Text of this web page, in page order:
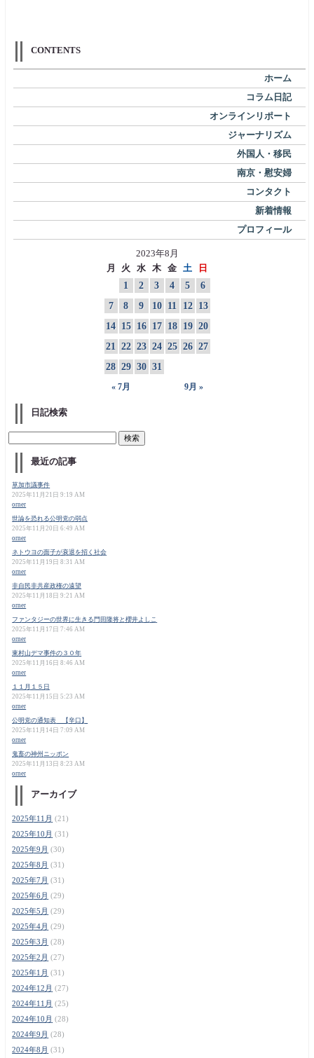
CONTENTS
ホーム
コラム日記
オンラインリポート
ジャーナリズム
外国人・移民
南京・慰安婦
コンタクト
新着情報
プロフィール
2023年8月
月
火 水 木 金 土 日
« 7月 9月 »
1 2 3 4 5
6
7
8 9 10 11 12
13
14 15 16 17 18 19 20
21
22 23 24 25 26 27
28 29 30 31
日記検索
最近の記事
草加市議事件
2025年11月21日 9:19 AM
orner
世論を恐れる公明党の弱点
2025年11月20日 6:49 AM
orner
ネトウヨの面子が衰退を招く社会
2025年11月19日 8:31 AM
orner
非自民非共産政権の遠望
2025年11月18日 9:21 AM
orner
ファンタジーの世界に生きる門田隆将と櫻井よしこ
2025年11月17日 7:46 AM
orner
東村山デマ事件の３０年
2025年11月16日 8:46 AM
orner
１１月１５日
2025年11月15日 5:23 AM
orner
公明党の通知表 【辛口】
2025年11月14日 7:09 AM
orner
鬼畜の神州ニッポン
2025年11月13日 8:23 AM
orner
アーカイブ
2025年11月 (21)
2025年10月 (31)
2025年9月 (30)
2025年8月 (31)
2025年7月 (31)
2025年6月 (29)
2025年5月 (29)
2025年4月 (29)
2025年3月 (28)
2025年2月 (27)
2025年1月 (31)
2024年12月 (27)
2024年11月 (25)
2024年10月 (28)
2024年9月 (28)
2024年8月 (31)